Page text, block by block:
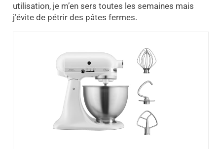
utilisation, je m’en sers toutes les semaines mais
j’évite de pétrir des pâtes fermes.